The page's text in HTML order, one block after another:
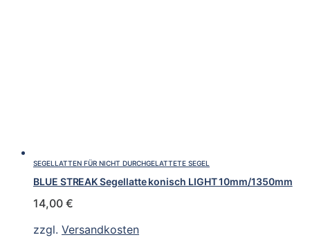
SEGELLATTEN FÜR NICHT DURCHGELATTETE SEGEL
BLUE STREAK Segellatte konisch LIGHT 10mm/1350mm
14,00 €
zzgl. Versandkosten